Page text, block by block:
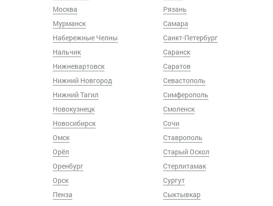
Москва
Мурманск
Набережные Челны
Нальчик
Нижневартовск
Нижний Новгород
Нижний Тагил
Новокузнецк
Новосибирск
Омск
Орёл
Оренбург
Орск
Пенза
Рязань
Самара
Санкт-Петербург
Саранск
Саратов
Севастополь
Симферополь
Смоленск
Сочи
Ставрополь
Старый Оскол
Стерлитамак
Сургут
Сыктывкар